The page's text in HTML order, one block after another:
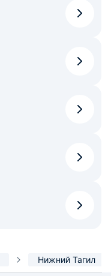
Нижний Тагил